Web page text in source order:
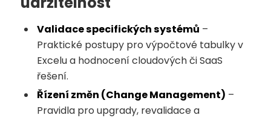
Validace specifických systémů –
Praktické postupy pro výpočtové tabulky v
Excelu a hodnocení cloudových či SaaS
řešení.
Řízení změn (Change Management) –
Pravidla pro upgrady, revalidace a